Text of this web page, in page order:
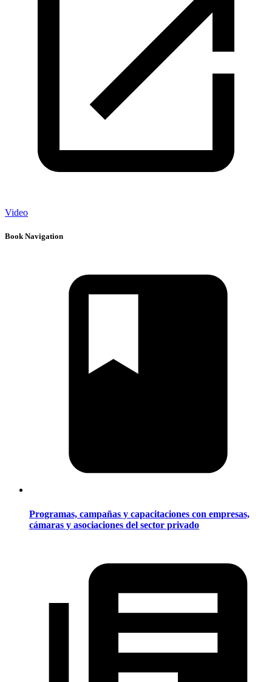
Video
Book Navigation
Programas, campañas y capacitaciones con empresas,
cámaras y asociaciones del sector privado